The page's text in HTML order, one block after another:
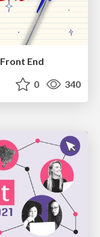
End
0 340